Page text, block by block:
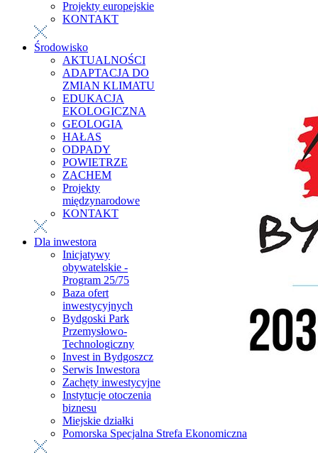
Projekty europejskie
KONTAKT
Środowisko
AKTUALNOŚCI
ADAPTACJA DO
ZMIAN KLIMATU
EDUKACJA
EKOLOGICZNA
GEOLOGIA
HAŁAS
ODPADY
POWIETRZE
ZACHEM
Projekty
międzynarodowe
KONTAKT
Dla inwestora
Inicjatywy
obywatelskie -
Program 25/75
Baza ofert
inwestycyjnych
Bydgoski Park
Przemysłowo-
Technologiczny
Invest in Bydgoszcz
Serwis Inwestora
Zachęty inwestycyjne
Instytucje otoczenia
biznesu
Miejskie działki
Pomorska Specjalna Strefa Ekonomiczna